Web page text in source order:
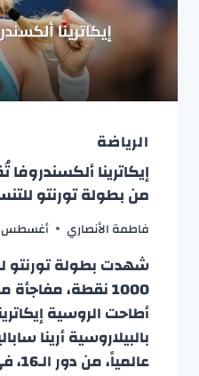
الرياضة
إيكاترينا ألكسندروفا
من بطولة تورنتو
فاطمة الأنصاري أغسطس 9, 2026
شهدت بطولة تورنتو
1000 نقطة،
أطاحت الروسية
بالبيلاروسية أرينا
عالمياً، من دور الـ16، في…